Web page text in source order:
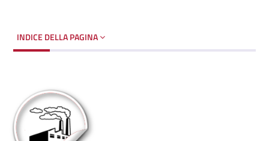
INDICE DELLA PAGINA